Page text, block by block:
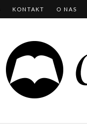
KONTAKT O NAS